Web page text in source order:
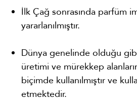
İlk Çağ sonrasında parfüm
yararlanılmıştır.
Dünya genelinde olduğu
üretimi ve mürekkep
biçimde kullanılmıştır ve
etmektedir.